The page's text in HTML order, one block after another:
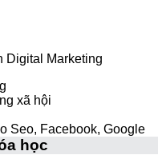
Digital Marketing
xã hội
Seo, Facebook, Google
học